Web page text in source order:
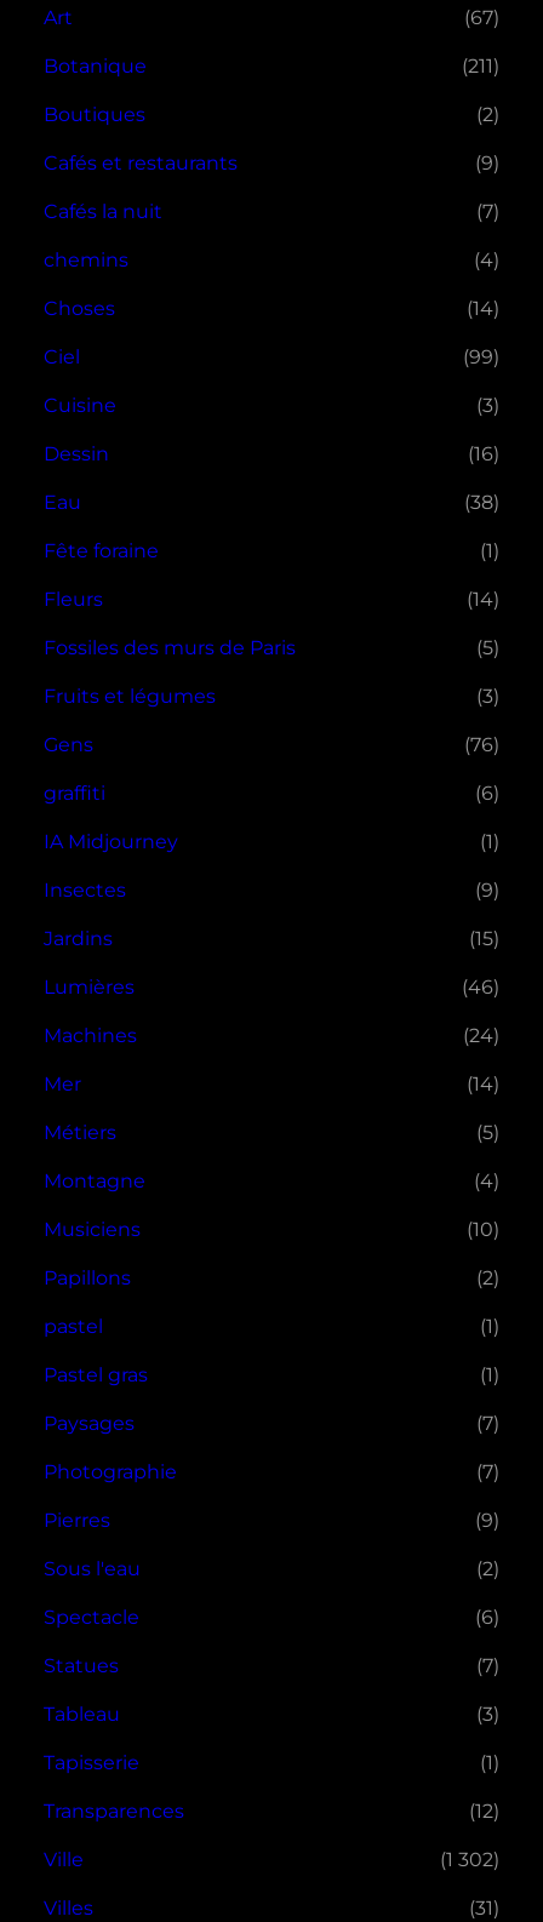
Art (67)
Botanique (211)
Boutiques (2)
Cafés et restaurants (9)
Cafés la nuit (7)
chemins (4)
Choses (14)
Ciel (99)
Cuisine (3)
Dessin (16)
Eau (38)
Fête foraine (1)
Fleurs (14)
Fossiles des murs de Paris (5)
Fruits et légumes (3)
Gens (76)
graffiti (6)
IA Midjourney (1)
Insectes (9)
Jardins (15)
Lumières (46)
Machines (24)
Mer (14)
Métiers (5)
Montagne (4)
Musiciens (10)
Papillons (2)
pastel (1)
Pastel gras (1)
Paysages (7)
Photographie (7)
Pierres (9)
Sous l'eau (2)
Spectacle (6)
Statues (7)
Tableau (3)
Tapisserie (1)
Transparences (12)
Ville (1 302)
Villes (31)